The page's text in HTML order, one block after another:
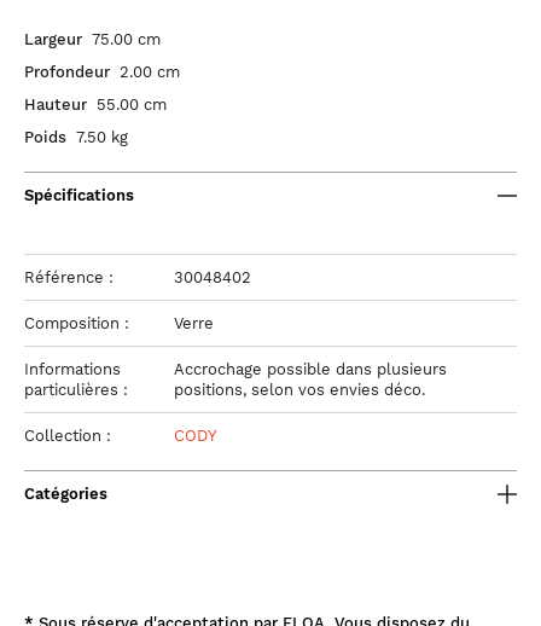
Largeur 75.00 cm
Profondeur 2.00 cm
Hauteur 55.00 cm
Poids 7.50 kg
Spécifications
Référence : 30048402
Composition : Verre
Informations
particulières :
Accrochage possible dans plusieurs
positions, selon vos envies déco.
Collection : CODY
Catégories